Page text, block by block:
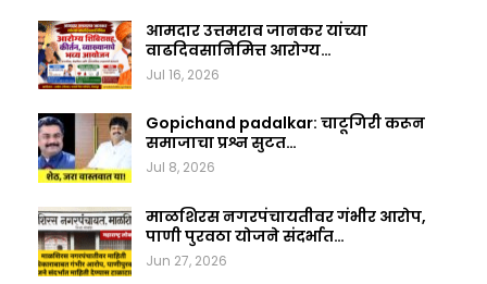
आमदार उत्तमराव जानकर यांच्या
वाढदिवसानिमित्त आरोग्य…
Jul 16, 2026
Gopichand padalkar: चाटूगिरी करून
समाजाचा प्रश्न सुटत…
Jul 8, 2026
माळशिरस नगरपंचायतीवर गंभीर आरोप,
पाणी पुरवठा योजने संदर्भात…
Jun 27, 2026